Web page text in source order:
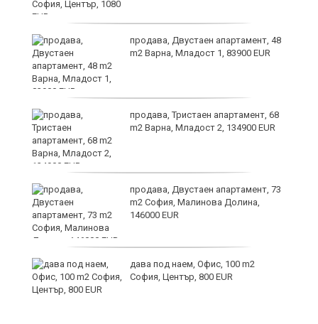
продава, Двустаен апартамент, 48
m2 Варна, Младост 1, 83900 EUR
продава, Тристаен апартамент, 68
m2 Варна, Младост 2, 134900 EUR
продава, Двустаен апартамент, 73
m2 София, Малинова Долина,
146000 EUR
дава под наем, Офис, 100 m2
София, Център, 800 EUR